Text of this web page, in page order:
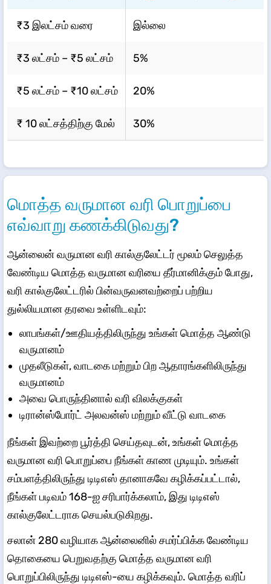
₹3 இலட்சம் வரை இல்லை
₹3 லட்சம் – ₹5 லட்சம் 5%
₹5 லட்சம் – ₹10 லட்சம் 20%
₹ 10 லட்சத்திற்கு மேல் 30%
மொத்த வருமான வரி பொறுப்பை
எவ்வாறு கணக்கிடுவது?
ஆன்லைன் வருமான வரி கால்குலேட்டர் மூலம் செலுத்த
வேண்டிய மொத்த வருமான வரியை தீர்மானிக்கும் போது,
வரி கால்குலேட்டரில் பின்வருவனவற்றைப் பற்றிய
துல்லியமான தரவை உள்ளிடவும்:
லாபங்கள்/ஊதியத்திலிருந்து உங்கள் மொத்த ஆண்டு
வருமானம்
முதலீடுகள், வாடகை மற்றும் பிற ஆதாரங்களிலிருந்து
வருமானம்
அவை பொருந்தினால் வரி விலக்குகள்
டிரான்ஸ்போர்ட் அலவன்ஸ் மற்றும் வீட்டு வாடகை
நீங்கள் இவற்றை பூர்த்தி செய்தவுடன், உங்கள் மொத்த
வருமான வரி பொறுப்பை நீங்கள் காண முடியும். உங்கள்
சம்பளத்திலிருந்து டிடிஎஸ் தானாகவே கழிக்கப்பட்டால்,
நீங்கள் படிவம் 168-ஐ சரிபார்க்கலாம், இது டிடிஎஸ்
கால்குலேட்டராக செயல்படுகிறது.
சலான் 280 வழியாக ஆன்லைனில் சமர்ப்பிக்க வேண்டிய
தொகையை பெறுவதற்கு மொத்த வருமான வரி
பொறுப்பிலிருந்து டிடிஎஸ்-யை கழிக்கவும். மொத்த வரிப்